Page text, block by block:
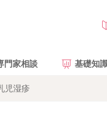
門家相談 基礎知
児湿疹